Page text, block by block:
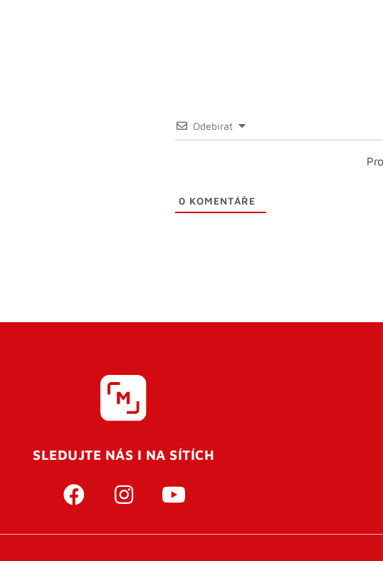
Odebírat
0 KOMENTÁŘE
SLEDUJTE NÁS I NA SÍTÍCH